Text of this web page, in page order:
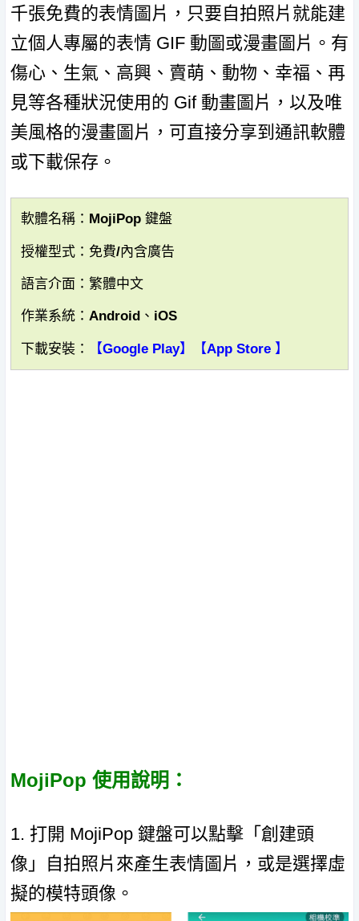
千張免費的表情圖片，只要自拍照片就能建
立個人專屬的表情 GIF 動圖或漫畫圖片。有
傷心、生氣、高興、賣萌、動物、幸福、再
見等各種狀況使用的 Gif 動畫圖片，以及唯
美風格的漫畫圖片，可直接分享到通訊軟體
或下載保存。
軟體名稱：MojiPop 鍵盤
授權型式：免費/內含廣告
語言介面：繁體中文
作業系統：Android、iOS
下載安裝： 【Google Play】 【App Store 】
MojiPop 使用說明：
1. 打開 MojiPop 鍵盤可以點擊「創建頭
像」自拍照片來產生表情圖片，或是選擇虛
擬的模特頭像。